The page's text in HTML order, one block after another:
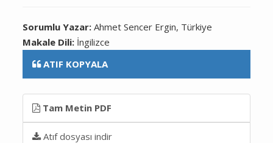
Sorumlu Yazar:Ahmet Sencer Ergin, Türkiye
Makale Dili: İngilizce
ATIF KOPYALA
Tam Metin PDF
Atıf dosyası indir